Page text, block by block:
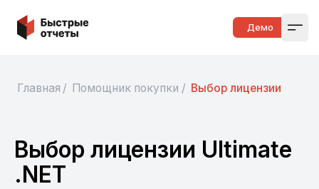
Быстрые отчеты Демо
Главная / Помощник покупки / Выбор лицензии
Выбор лицензии Ultimate
.NET